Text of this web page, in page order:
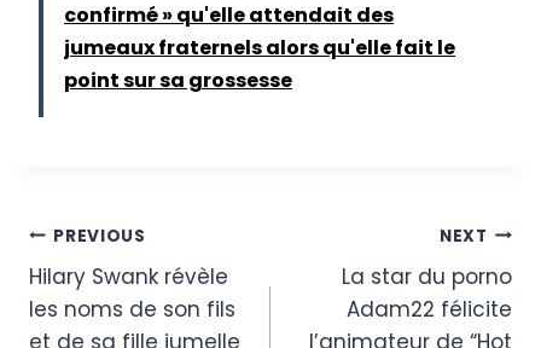
confirmé » qu'elle attendait des
jumeaux fraternels alors qu'elle fait le
point sur sa grossesse
Post
navigation
PREVIOUS
Hilary Swank révèle
les noms de son fils
et de sa fille jumelle
NEXT
La star du porno
Adam22 félicite
l’animateur de “Hot